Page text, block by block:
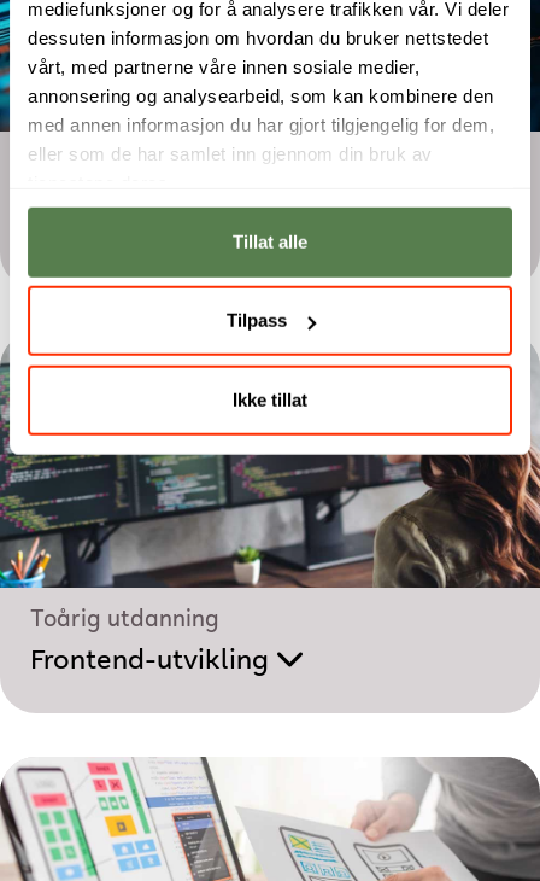
mediefunksjoner og for å analysere trafikken vår. Vi deler
dessuten informasjon om hvordan du bruker nettstedet
vårt, med partnerne våre innen sosiale medier,
annonsering og analysearbeid, som kan kombinere den
med annen informasjon du har gjort tilgjengelig for dem,
eller som de har samlet inn gjennom din bruk av
Tillat alle
Tilpass
Ikke tillat
Bachelor
Digital Forensics and Incident
Toårig utdanning
Frontend-utvikling